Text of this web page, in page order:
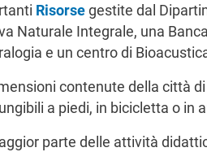
Risorsegestite dal
Naturale Integrale, una
e un centro di
contenute della città
a piedi, in bicicletta o in
parte delle attività